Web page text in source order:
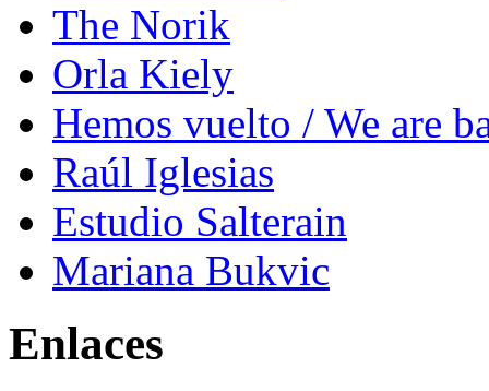
The Norik
Orla Kiely
Hemos vuelto / We are
Raúl Iglesias
Estudio Salterain
Mariana Bukvic
Enlaces